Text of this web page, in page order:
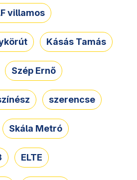
villamos
Kásás Tamás
Szép Ernő
szerencse
Skála Metró
ELTE